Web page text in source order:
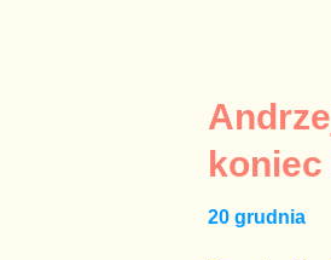
czynienia nie
na tym, że
spółce, która
gr...
20 grudnia